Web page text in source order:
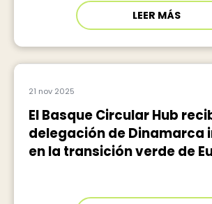
LEER MÁS
21 nov 2025
El Basque Circular Hub
delegación de Dinamarca
en la transición verde de